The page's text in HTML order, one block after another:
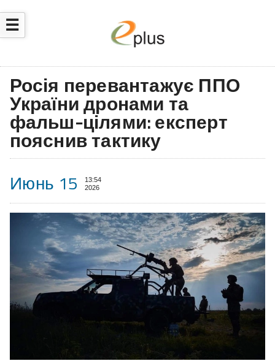
☰
Росія перевантажує ППО
України дронами та
фальш-цілями: експерт
пояснив тактику
Июнь 15
13:54
2026